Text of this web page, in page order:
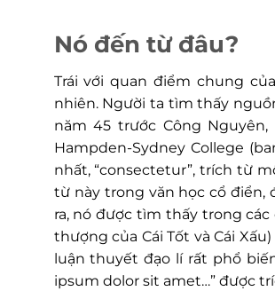
Nó đến từ đâu?
Trái với quan điểm chung
nhiên. Người ta tìm thấy
năm 45 trước Công
Hampden-Sydney College
nhất, “consectetur”, trích từ
từ này trong văn học cổ điển,
ra, nó được tìm thấy trong các
thượng của Cái Tốt và Cái
luận thuyết đạo lí rất phổ
ipsum dolor sit amet…” được